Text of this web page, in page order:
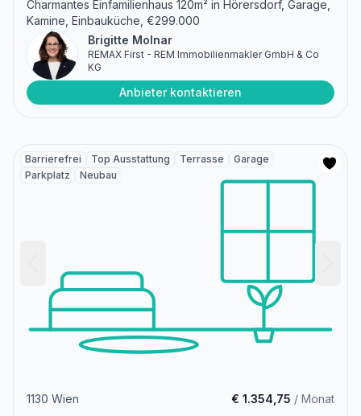
Charmantes Einfamilienhaus 120m² in Hörersdorf, Garage,
Kamine, Einbauküche, €299.000
Brigitte Molnar
REMAX First - REM Immobilienmakler GmbH & Co
KG
Anbieter kontaktieren
Barrierefrei Top Ausstattung Terrasse
Garage
Parkplatz
Neubau
1130 Wien € 1.354,75 / Monat